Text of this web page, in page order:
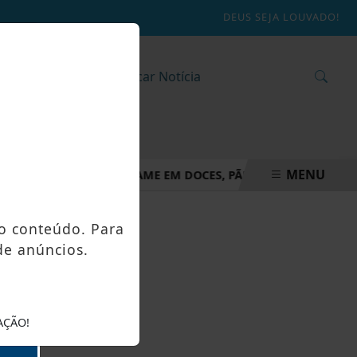
DEUS SEJA LOUVADO!
INHAME EM DOCES, PÃES E OUTRAS DELÍCIAS
MENU
conteúdo. Para
anúncios.